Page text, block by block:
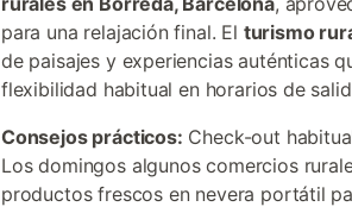
para una relajación final. El turismo
de paisajes y experiencias auténticas
flexibilidad habitual en horarios de
Consejos prácticos: Check-out
Los domingos algunos comercios
productos frescos en nevera portátil